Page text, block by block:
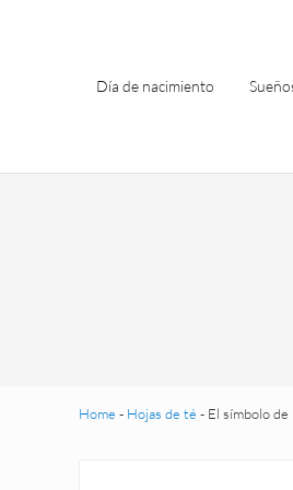
Día de nacimiento
Home - Hojas de té - El símbolo de